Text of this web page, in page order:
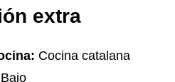
extra
Cocina catalana
Bajo